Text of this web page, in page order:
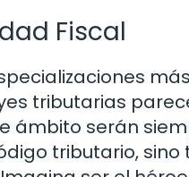
Fiscal
tributarias
ámbito serán
tributario,